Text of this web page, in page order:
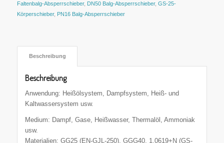
Faltenbalg-Absperrschieber, DN50 Balg-Absperrschieber, GS-25-
Körperschieber, PN16 Balg-Absperrschieber
Beschreibung
Beschreibung
Anwendung: Heißölsystem, Dampfsystem, Heiß- und
Kaltwassersystem usw.
Medium: Dampf, Gase, Heißwasser, Thermalöl, Ammoniak
usw.
Materialien: GG25 (EN-GJL-250), GGG40, 1.0619+N (GS-